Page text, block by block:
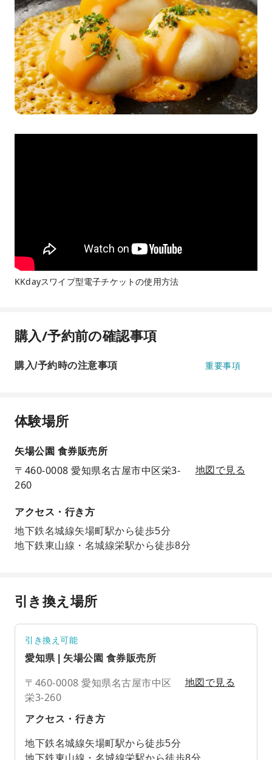
KKdayスワイプ型電子チケットの使用方法
購入/予約前の確認事項
購入/予約時の注意事項 重要事項
体験場所
矢場公園 食券販売所
〒460-0008 愛知県名古屋市中区栄3-
260
地図で見る
アクセス・行き方
地下鉄名城線矢場町駅から徒歩5分
地下鉄東山線・名城線栄駅から徒歩8分
引き換え場所
引き換え可能
愛知県 | 矢場公園 食券販売所
〒460-0008 愛知県名古屋市中区
栄3-260
地図で見る
アクセス・行き方
地下鉄名城線矢場町駅から徒歩5分
地下鉄東山線・名城線栄駅から徒歩8分